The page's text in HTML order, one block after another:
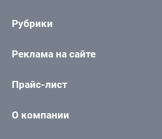
Рубрики
Реклама на сайте
Прайс-лист
О компании